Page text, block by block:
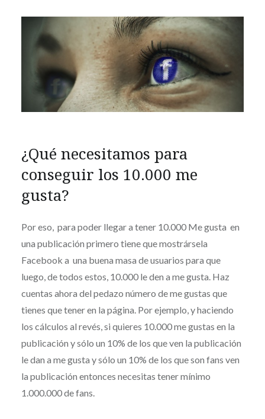
¿Qué necesitamos para
conseguir los 10.000 me
gusta?
Por eso, para poder llegar a tener 10.000 Me gusta en
una publicación primero tiene que mostrársela
Facebook a una buena masa de usuarios para que
luego, de todos estos, 10.000 le den a me gusta. Haz
cuentas ahora del pedazo número de me gustas que
tienes que tener en la página. Por ejemplo, y haciendo
los cálculos al revés, si quieres 10.000 me gustas en la
publicación y sólo un 10% de los que ven la publicación
le dan a me gusta y sólo un 10% de los que son fans ven
la publicación entonces necesitas tener mínimo
1.000.000 de fans.